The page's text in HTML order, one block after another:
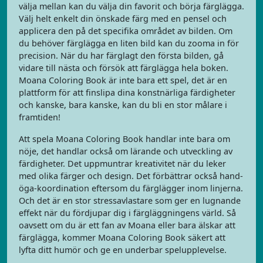
välja mellan kan du välja din favorit och börja färglägga.
Välj helt enkelt din önskade färg med en pensel och
applicera den på det specifika området av bilden. Om
du behöver färglägga en liten bild kan du zooma in för
precision. När du har färglagt den första bilden, gå
vidare till nästa och försök att färglägga hela boken.
Moana Coloring Book är inte bara ett spel, det är en
plattform för att finslipa dina konstnärliga färdigheter
och kanske, bara kanske, kan du bli en stor målare i
framtiden!
Att spela Moana Coloring Book handlar inte bara om
nöje, det handlar också om lärande och utveckling av
färdigheter. Det uppmuntrar kreativitet när du leker
med olika färger och design. Det förbättrar också hand-
öga-koordination eftersom du färglägger inom linjerna.
Och det är en stor stressavlastare som ger en lugnande
effekt när du fördjupar dig i färgläggningens värld. Så
oavsett om du är ett fan av Moana eller bara älskar att
färglägga, kommer Moana Coloring Book säkert att
lyfta ditt humör och ge en underbar spelupplevelse.